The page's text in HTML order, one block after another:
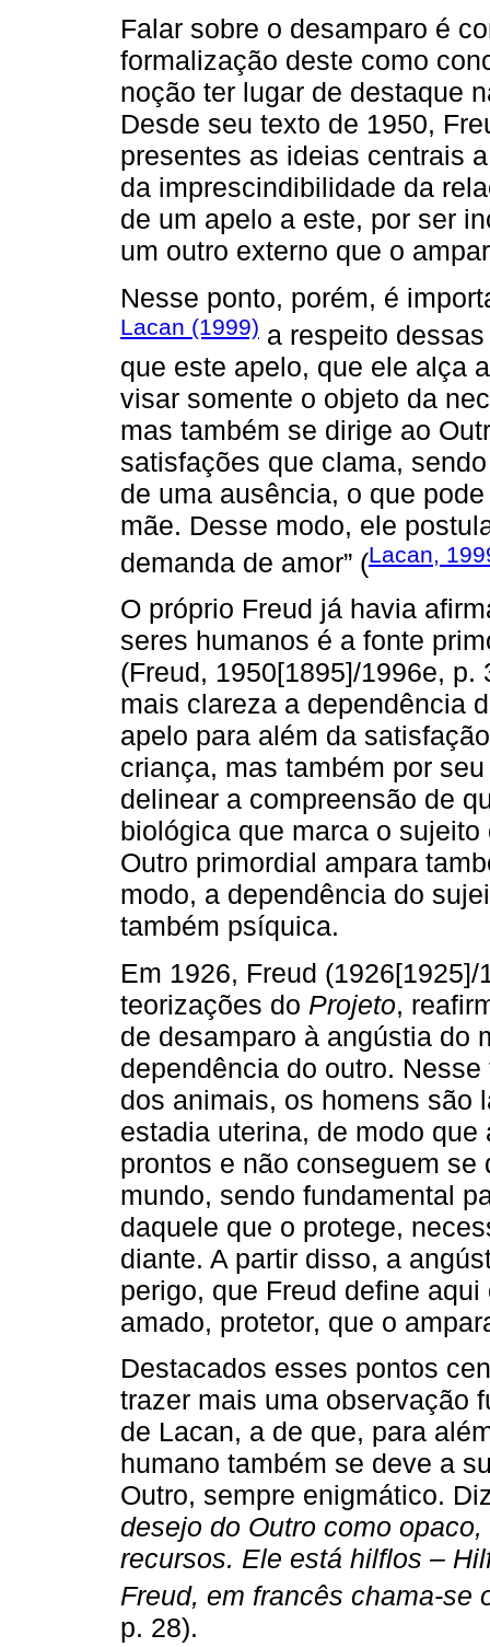
Falar sobre o desamparo é
formalização deste como
noção ter lugar de destaque
Desde seu texto de 1950,
presentes as ideias centrais
da imprescindibilidade da
de um apelo a este, por ser
um outro externo que o
Nesse ponto, porém, é
Lacan (1999) a respeito
que este apelo, que ele alça
visar somente o objeto da
mas também se dirige ao
satisfações que clama,
de uma ausência, o que
mãe. Desse modo, ele
demanda de amor” (Lacan,
O próprio Freud já havia
seres humanos é a fonte
(Freud, 1950[1895]/1996e, p.
mais clareza a dependência
apelo para além da
criança, mas também por
delinear a compreensão de
biológica que marca o
Outro primordial ampara
modo, a dependência do
também psíquica.
Em 1926, Freud
teorizações do Projeto,
de desamparo à angústia do
dependência do outro.
dos animais, os homens são
estadia uterina, de modo
prontos e não conseguem
mundo, sendo fundamental
daquele que o protege,
diante. A partir disso, a
perigo, que Freud define
amado, protetor, que o
Destacados esses pontos
trazer mais uma observação
de Lacan, a de que, para
humano também se deve a
Outro, sempre enigmático.
desejo do Outro como
recursos. Ele está hilflos –
Freud, em francês chama-se
p. 28).